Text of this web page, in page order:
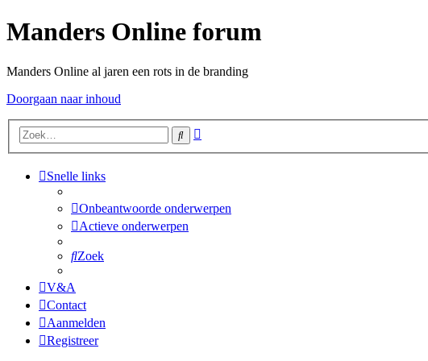
Manders Online forum
Manders Online al jaren een rots in de branding
Doorgaan naar inhoud
Zoek
Snelle links
Onbeantwoorde onderwerpen
Actieve onderwerpen
Zoek
V&A
Contact
Aanmelden
Registreer